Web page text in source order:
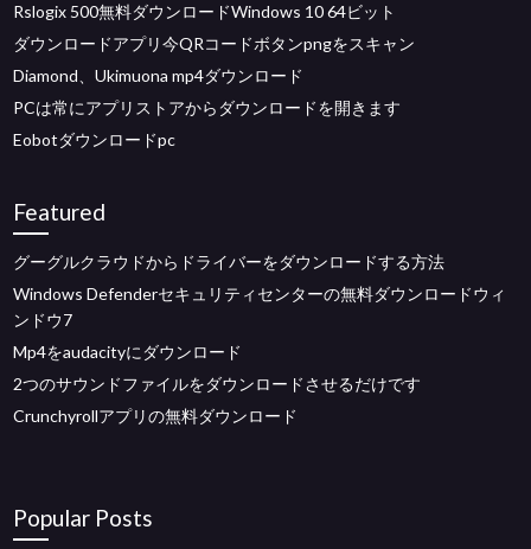
Rslogix 500無料ダウンロードWindows 10 64ビット
ダウンロードアプリ今QRコードボタンpngをスキャン
Diamond、Ukimuona mp4ダウンロード
PCは常にアプリストアからダウンロードを開きます
Eobotダウンロードpc
Featured
グーグルクラウドからドライバーをダウンロードする方法
Windows Defenderセキュリティセンターの無料ダウンロードウィ
ンドウ7
Mp4をaudacityにダウンロード
2つのサウンドファイルをダウンロードさせるだけです
Crunchyrollアプリの無料ダウンロード
Popular Posts